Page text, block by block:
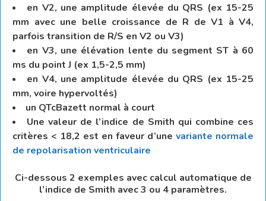
en V2, une amplitude élevée du QRS (ex 15-25
mm avec une belle croissance de R de V1 à V4,
parfois transition de R/S en V2 ou V3)
en V3, une élévation lente du segment ST à 60
ms du point J (ex 1,5-2,5 mm)
en V4, une amplitude élevée du QRS (ex 15-25
mm, voire hypervoltés)
un QTcBazett normal à court
Une valeur de l’indice de Smith qui combine ces
critères < 18,2 est en faveur d’une variante normale
de repolarisation ventriculaire
Ci-dessous 2 exemples avec calcul automatique de
l’indice de Smith avec 3 ou 4 paramètres.